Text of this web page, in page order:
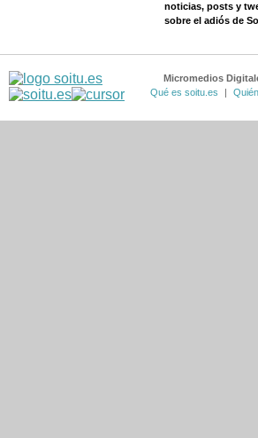
noticias, posts y
sobre el adiós de
Micromedios
Qué es soitu.es
|